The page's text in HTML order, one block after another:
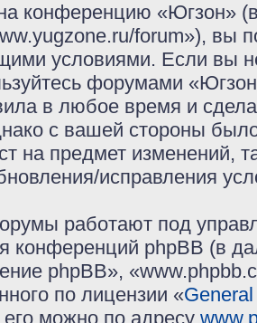
конференцию «Югзон»
forum»), вы
условиями. Если вы
форумами
в любое время и
с вашей стороны
на предмет изменений,
исправления
работают под
конференций phpBB (в
phpBB»,
по лицензии «
его можно по адресу